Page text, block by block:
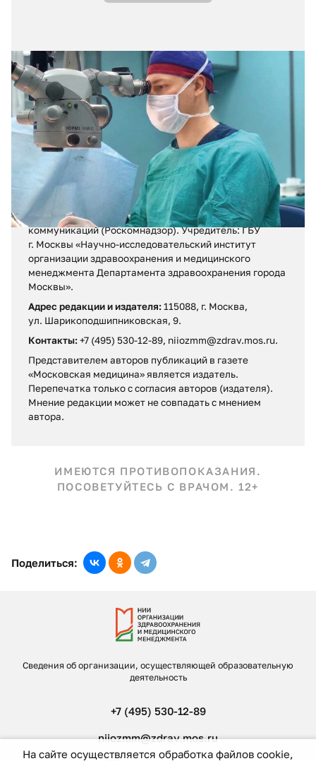
02.08.2026 № 29 (427)
Травма из-за кольца
Регистрационное свидетельство ПИ № ФС 77 – 71880
от 13 декабря 2017 г.
Выдано Федеральной службой по надзору в сфере
связи, информационных технологий и массовых
коммуникаций (Роскомнадзор). Учредитель: ГБУ
г. Москвы «Научно-исследовательский институт
организации здравоохранения и медицинского
менеджмента Департамента здравоохранения города
Москвы».
Адрес редакции и издателя: 115088, г. Москва,
ул. Шарикоподшипниковская, 9.
Контакты: +7 (495) 530-12-89, niiozmm@zdrav.mos.ru.
Представителем авторов публикаций в газете
«Московская медицина» является издатель.
Перепечатка только с согласия авторов (издателя).
Мнение редакции может не совпадать c мнением
автора.
ИМЕЮТСЯ ПРОТИВОПОКАЗАНИЯ.
ПОСОВЕТУЙТЕСЬ С ВРАЧОМ. 12+
Поделиться:
Сведения об организации, осуществляющей образовательную
деятельность
+7 (495) 530-12-89
niiozmm@zdrav.mos.ru
На сайте осуществляется обработка файлов cookie,